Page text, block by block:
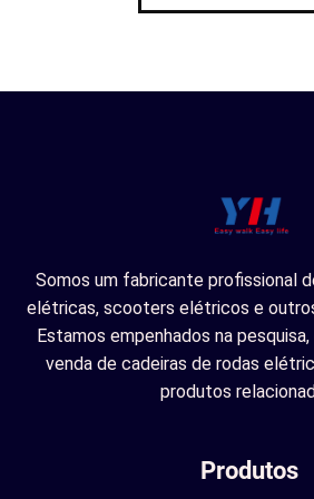
Somos um fabricante profissional
elétricas, scooters elétricos e
Estamos empenhados na
venda de cadeiras de rodas
produtos
Produtos